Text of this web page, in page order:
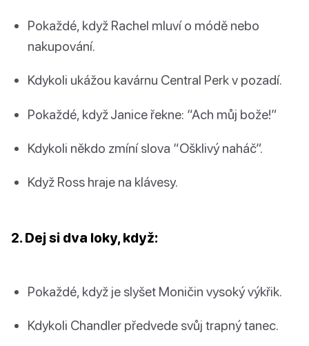
Pokaždé, když Rachel mluví o módě nebo
nakupování.
Kdykoli ukážou kavárnu Central Perk v pozadí.
Pokaždé, když Janice řekne: “Ach můj bože!”
Kdykoli někdo zmíní slova “Ošklivý naháč”.
Když Ross hraje na klávesy.
2. Dej si dva loky, když:
Pokaždé, když je slyšet Moničin vysoký výkřik.
Kdykoli Chandler předvede svůj trapný tanec.